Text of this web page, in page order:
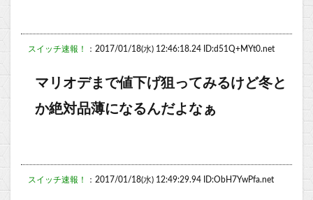
スイッチ速報！ ：2017/01/18(水) 12:46:18.24 ID:d51Q+MYt0.net
マリオデまで値下げ狙ってみるけど冬と
か絶対品薄になるんだよなぁ
スイッチ速報！ ：2017/01/18(水) 12:49:29.94 ID:ObH7YwPfa.net